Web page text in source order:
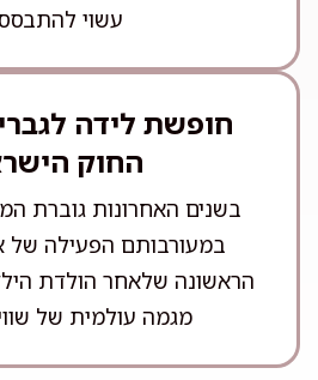
עשוי
חופשת לידה
החוק
בשנים האחרונות גוברת
במעורבותם הפעילה של
הראשונה שלאחר הולדת
מגמה עולמית של